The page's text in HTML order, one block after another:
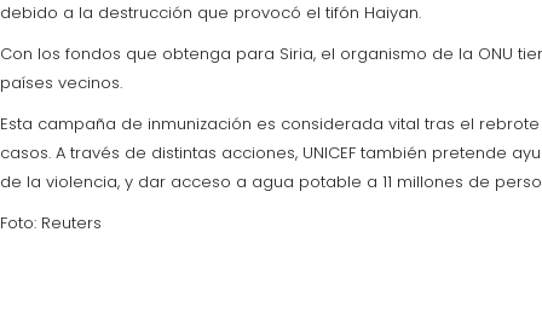
debido a la destrucción que provocó el tifón Haiyan.
Con los fondos que obtenga para Siria, el organismo de la ONU
países vecinos.
Esta campaña de inmunización es considerada vital tras el
casos. A través de distintas acciones, UNICEF también pretende
de la violencia, y dar acceso a agua potable a 11 millones de
Foto: Reuters